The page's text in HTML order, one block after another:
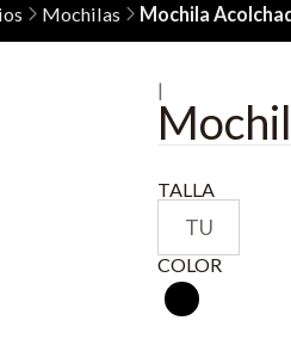
Mochilas Mochila
|
TALLA
TU
COLOR